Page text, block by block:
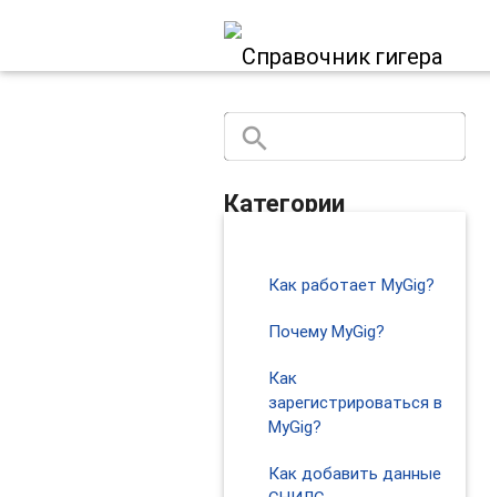
search
Категории
Как работает MyGig?
Почему MyGig?
Как
зарегистрироваться в
MyGig?
Как добавить данные